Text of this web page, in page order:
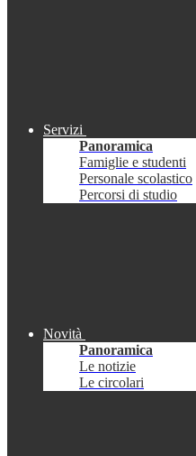
Servizi
Panoramica
Famiglie e studenti
Personale scolastico
Percorsi di studio
Novità
Panoramica
Le notizie
Le circolari